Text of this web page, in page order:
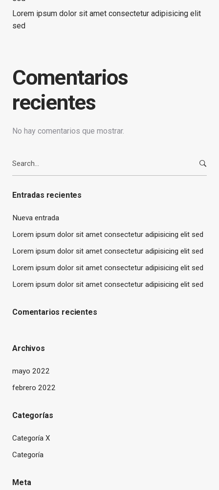
Lorem ipsum dolor sit amet consectetur adipisicing elit
sed
Comentarios
recientes
No hay comentarios que mostrar.
Entradas recientes
Nueva entrada
Lorem ipsum dolor sit amet consectetur adipisicing elit sed
Lorem ipsum dolor sit amet consectetur adipisicing elit sed
Lorem ipsum dolor sit amet consectetur adipisicing elit sed
Lorem ipsum dolor sit amet consectetur adipisicing elit sed
Comentarios recientes
Archivos
mayo 2022
febrero 2022
Categorías
Categoría X
Categoría
Meta